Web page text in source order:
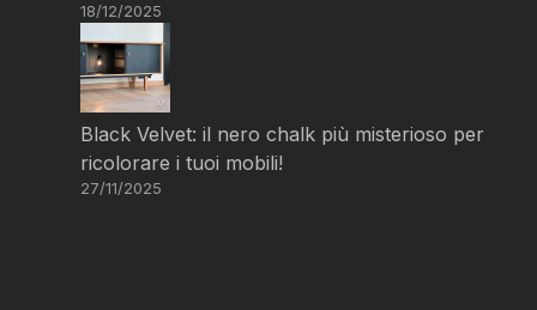
18/12/2025
Black Velvet: il nero chalk più misterioso per
ricolorare i tuoi mobili!
27/11/2025